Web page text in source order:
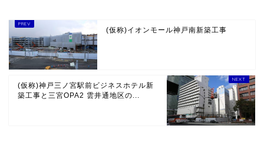
(仮称)イオンモール神戸南新築工事
(仮称)神戸三ノ宮駅前ビジネスホテル新
築工事と三宮OPA2 雲井通地区の...